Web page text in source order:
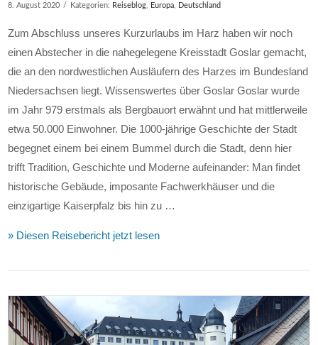
8. August 2020 Kategorien: Reiseblog Europa Deutschland
Zum Abschluss unseres Kurzurlaubs im Harz haben wir noch
einen Abstecher in die nahegelegene Kreisstadt Goslar gemacht,
die an den nordwestlichen Ausläufern des Harzes im Bundesland
Niedersachsen liegt. Wissenswertes über Goslar Goslar wurde
im Jahr 979 erstmals als Bergbauort erwähnt und hat mittlerweile
etwa 50.000 Einwohner. Die 1000-jährige Geschichte der Stadt
begegnet einem bei einem Bummel durch die Stadt, denn hier
trifft Tradition, Geschichte und Moderne aufeinander: Man findet
historische Gebäude, imposante Fachwerkhäuser und die
einzigartige Kaiserpfalz bis hin zu …
» Diesen Reisebericht jetzt lesen